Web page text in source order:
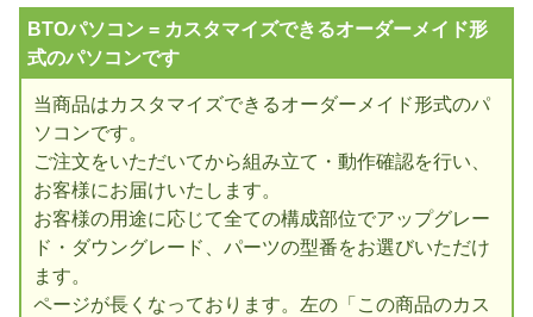
BTOパソコン = カスタマイズできるオーダーメイド形
式のパソコンです
当商品はカスタマイズできるオーダーメイド形式のパ
ソコンです。
ご注文をいただいてから組み立て・動作確認を行い、
お客様にお届けいたします。
お客様の用途に応じて全ての構成部位でアップグレー
ド・ダウングレード、パーツの型番をお選びいただけ
ます。
ページが長くなっております。左の「この商品のカス